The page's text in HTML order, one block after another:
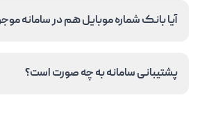
آیا بانک شماره موبایل هم در سامانه
پشتیبانی سامانه به چه صورت است؟